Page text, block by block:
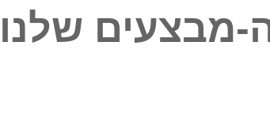
מבצעים שלנו